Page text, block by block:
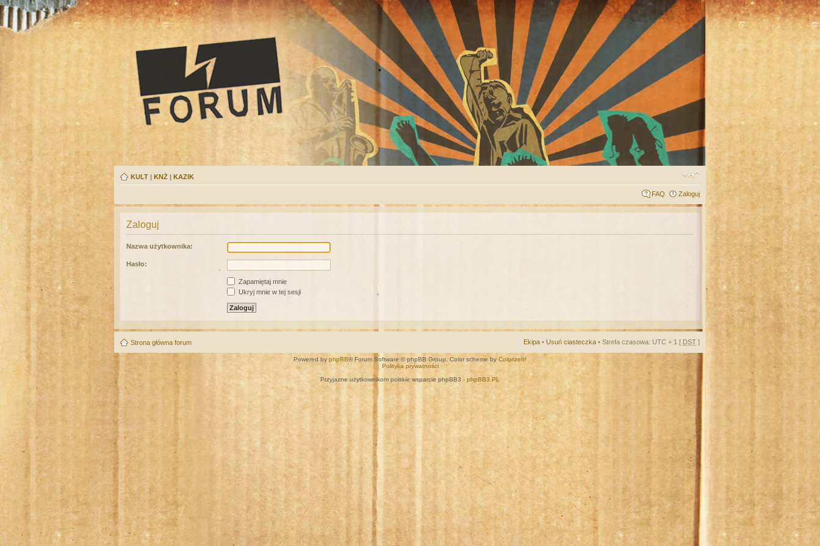
KULT | KNŻ | KAZIK
FAQ Zaloguj
Zaloguj
Nazwa użytkownika:
Hasło:
Zapamiętaj mnie
Ukryj mnie w tej sesji
Strona główna forum Ekipa • Usuń ciasteczka • Strefa czasowa: UTC + 1 [ DST ]
Powered by phpBB® Forum Software © phpBB Group. Color scheme by ColorizeIt!
Polityka prywatności
Przyjazne użytkownikom polskie wsparcie phpBB3 - phpBB3.PL